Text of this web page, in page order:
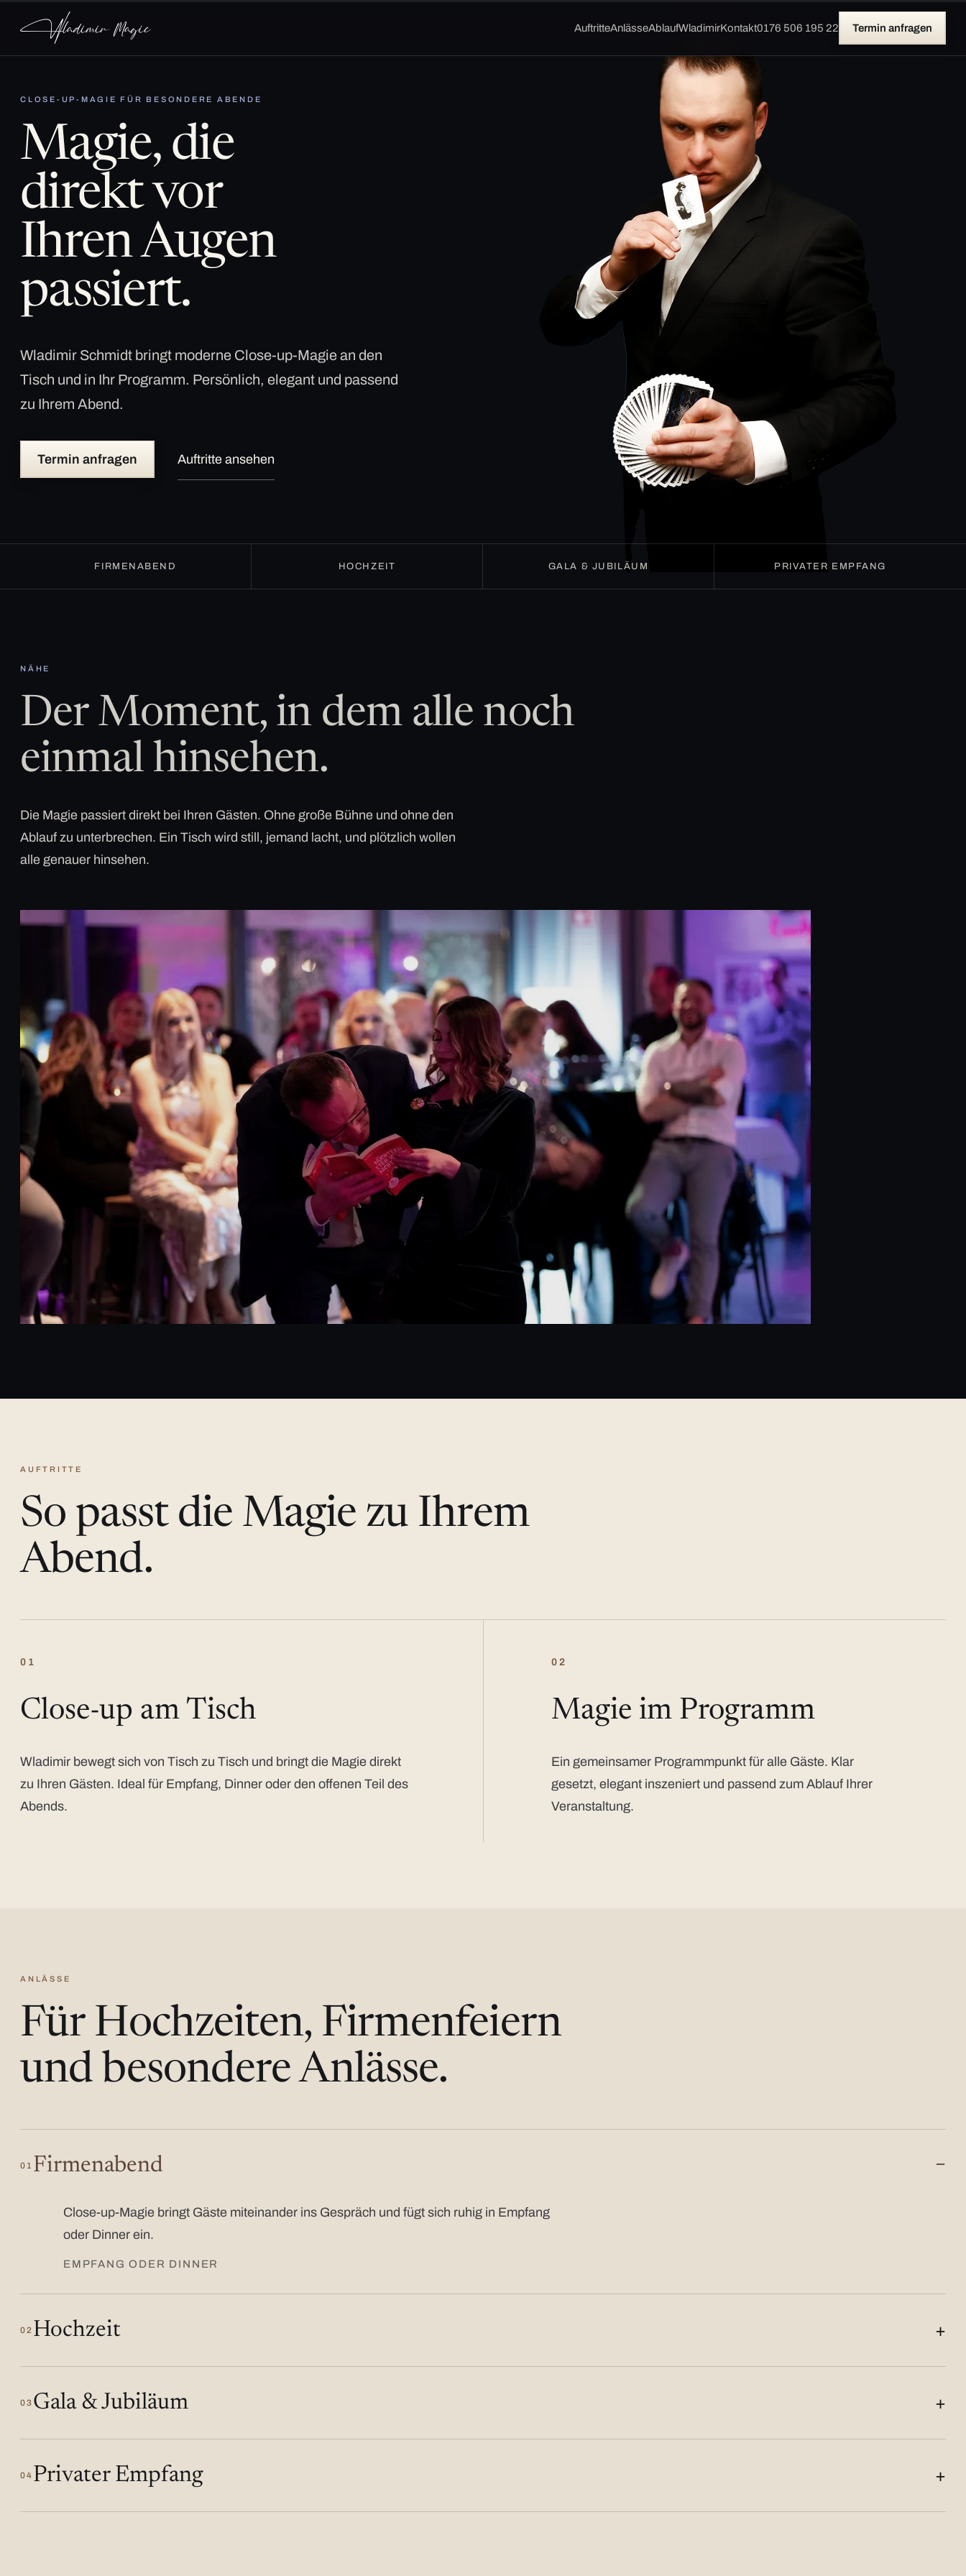
AuftritteAnlässeAblaufWladimirKontakt0176 506 195 22 Termin anfragen
CLOSE-UP-MAGIE FÜR BESONDERE ABENDE
Magie, die
direkt vor
Ihren Augen
passiert.
Wladimir Schmidt bringt moderne Close-up-Magie an den
Tisch und in Ihr Programm. Persönlich, elegant und passend
zu Ihrem Abend.
Termin anfragen Auftritte ansehen
FIRMENABEND HOCHZEIT GALA & JUBILÄUM PRIVATER EMPFANG
NÄHE
Der Moment, in dem alle noch
einmal hinsehen.
Die Magie passiert direkt bei Ihren Gästen. Ohne große Bühne und ohne den
Ablauf zu unterbrechen. Ein Tisch wird still, jemand lacht, und plötzlich wollen
alle genauer hinsehen.
AUFTRITTE
So passt die Magie zu Ihrem
Abend.
01
Close-up am Tisch
Wladimir bewegt sich von Tisch zu Tisch und bringt die Magie direkt
zu Ihren Gästen. Ideal für Empfang, Dinner oder den offenen Teil des
Abends.
02
Magie im Programm
Ein gemeinsamer Programmpunkt für alle Gäste. Klar
gesetzt, elegant inszeniert und passend zum Ablauf Ihrer
Veranstaltung.
ANLÄSSE
Für Hochzeiten, Firmenfeiern
und besondere Anlässe.
01 Firmenabend
Close-up-Magie bringt Gäste miteinander ins Gespräch und fügt sich ruhig in Empfang
oder Dinner ein.
EMPFANG ODER DINNER
02 Hochzeit
03 Gala & Jubiläum
04 Privater Empfang